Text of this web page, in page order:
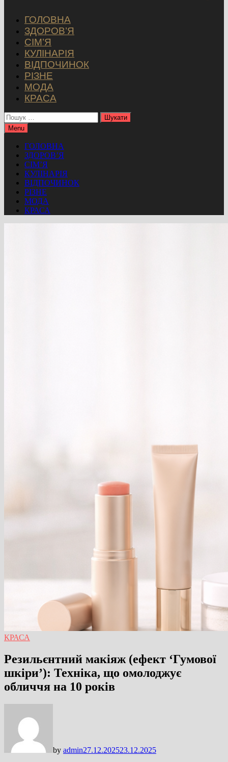
ГОЛОВНА
ЗДОРОВ’Я
СІМ’Я
КУЛІНАРІЯ
ВІДПОЧИНОК
РІЗНЕ
МОДА
КРАСА
Пошук:
Menu
ГОЛОВНА
ЗДОРОВ’Я
СІМ’Я
КУЛІНАРІЯ
ВІДПОЧИНОК
РІЗНЕ
МОДА
КРАСА
КРАСА
Резильєнтний макіяж (ефект ‘Гумової
шкіри’): Техніка, що омолоджує
обличчя на 10 років
by admin27.12.202523.12.2025